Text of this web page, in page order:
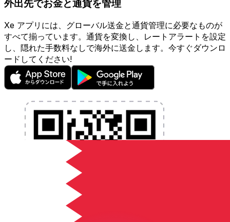
外出先でお金と通貨を管理
Xe アプリには、グローバル送金と通貨管理に必要なものが
すべて揃っています。通貨を変換し、レートアラートを設定
し、隠れた手数料なしで海外に送金します。今すぐダウンロ
ードしてください!